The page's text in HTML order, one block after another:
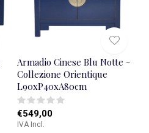
Armadio Cinese Blu Notte -
Collezione Orientique
L90xP40xA80cm
€549,00
IVA Incl.